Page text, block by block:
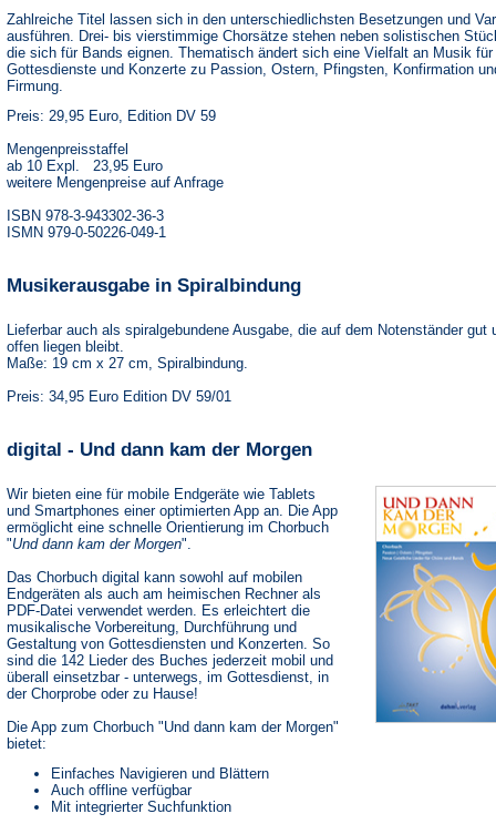
Zahlreiche Titel lassen sich in den unterschiedlichsten Besetzungen und
ausführen. Drei- bis vierstimmige Chorsätze stehen neben solistischen
die sich für Bands eignen. Thematisch ändert sich eine Vielfalt an Musik für
Gottesdienste und Konzerte zu Passion, Ostern, Pfingsten, Konfirmation
Firmung.
Preis: 29,95 Euro, Edition DV 59
Mengenpreisstaffel
ab 10 Expl. 23,95 Euro
weitere Mengenpreise auf Anfrage
ISBN 978-3-943302-36-3
ISMN 979-0-50226-049-1
Musikerausgabe in Spiralbindung
Lieferbar auch als spiralgebundene Ausgabe, die auf dem Notenständer gut
offen liegen bleibt.
Maße: 19 cm x 27 cm, Spiralbindung.
Preis: 34,95 Euro Edition DV 59/01
digital - Und dann kam der Morgen
Wir bieten eine für mobile Endgeräte wie Tablets
und Smartphones einer optimierten App an. Die App
ermöglicht eine schnelle Orientierung im Chorbuch
"Und dann kam der Morgen".
Das Chorbuch digital kann sowohl auf mobilen
Endgeräten als auch am heimischen Rechner als
PDF-Datei verwendet werden. Es erleichtert die
musikalische Vorbereitung, Durchführung und
Gestaltung von Gottesdiensten und Konzerten. So
sind die 142 Lieder des Buches jederzeit mobil und
überall einsetzbar - unterwegs, im Gottesdienst, in
der Chorprobe oder zu Hause!
Die App zum Chorbuch "Und dann kam der Morgen"
bietet:
Einfaches Navigieren und Blättern
Auch offline verfügbar
Mit integrierter Suchfunktion